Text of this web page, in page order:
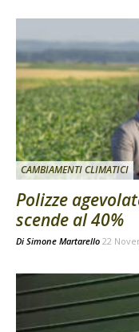
CAMBIAMENTI CLIMATICI
Polizze
scende al 40%
Di Simone Martarello 22